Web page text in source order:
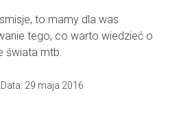
to mamy dla was
tego, co warto wiedzieć o
świata mtb.
29 maja 2016